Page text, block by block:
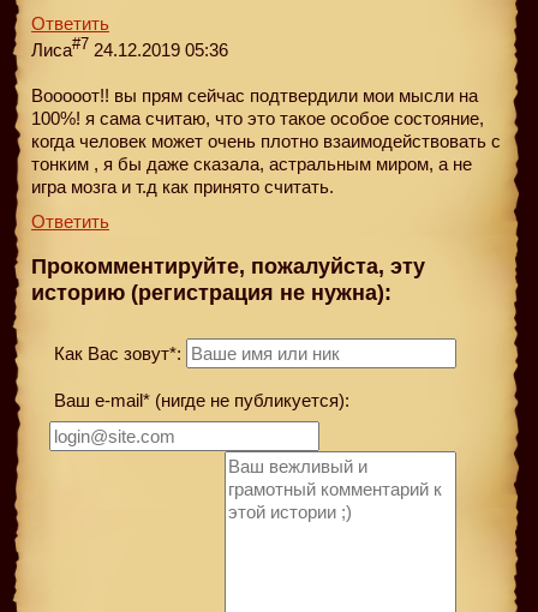
Ответить
Лиса#7 24.12.2019 05:36
Вооооот!! вы прям сейчас подтвердили мои мысли на
100%! я сама считаю, что это такое особое состояние,
когда человек может очень плотно взаимодействовать с
тонким , я бы даже сказала, астральным миром, а не
игра мозга и т.д как принято считать.
Ответить
Прокомментируйте, пожалуйста, эту
историю (регистрация не нужна):
Как Вас зовут*:
Ваш e-mail* (нигде не публикуется):